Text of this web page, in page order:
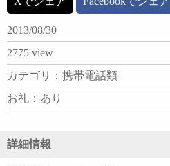
2013/08/30
2775 view
カテゴリ：携帯電話類
お礼：あり
詳細情報